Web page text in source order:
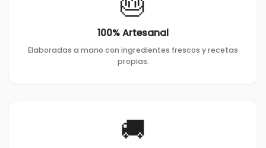
100% Artesanal
Elaboradas a mano con ingredientes frescos y recetas
propias.
🚚